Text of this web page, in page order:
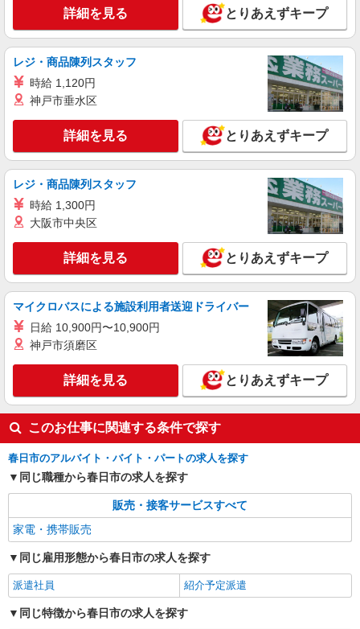
ィブ支給(規定有) ★月2回払い・週払い可能（規程
有）★ ゜・。○。・゜+゜・。○。・゜+゜
キープ 詳細を見る
派遣社員 紹介予定派遣
スマホ携帯販売【ソフトバンク】
月給231500円〜256500円（経験・能力によ
る） ※上記金額に時間外手当/インセンティブが加
算・賞与あり・時間外手当あり（平均残業時間：
10h/月）・地域手当/職能手当あり・Workstyle支
援金（4000円/月）あり・実績によりインセンティ
ブあり ★交通費別途支給（規定あり） ゜+゜・。
○。・゜+゜・。○。・゜+゜ 入社祝い金10万円支
給(規定有) ゜・。○。・゜+゜・。○。・゜+゜
福岡県春日市の家電量販店
キープ 詳細を見る
詳細を見る とりあえずキープ
レジ・商品陳列スタッフ
時給 1,120円
神戸市垂水区
詳細を見る とりあえずキープ
レジ・商品陳列スタッフ
時給 1,300円
大阪市中央区
詳細を見る とりあえずキープ
マイクロバスによる施設利用者送迎ドライバー
日給 10,900円〜10,900円
神戸市須磨区
詳細を見る とりあえずキープ
このお仕事に関連する条件で探す
春日市のアルバイト・バイト・パートの求人を探す
同じ職種から春日市の求人を探す
販売・接客サービスすべて
家電・携帯販売
同じ雇用形態から春日市の求人を探す
派遣社員 紹介予定派遣
同じ特徴から春日市の求人を探す